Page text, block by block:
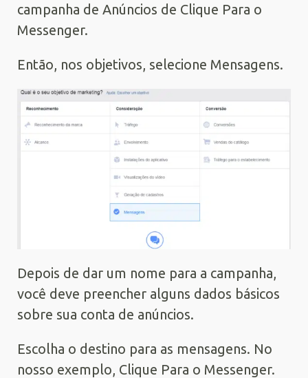
campanha de Anúncios de Clique Para o
Messenger.
Então, nos objetivos, selecione Mensagens.
Depois de dar um nome para a campanha,
você deve preencher alguns dados básicos
sobre sua conta de anúncios.
Escolha o destino para as mensagens. No
nosso exemplo, Clique Para o Messenger.